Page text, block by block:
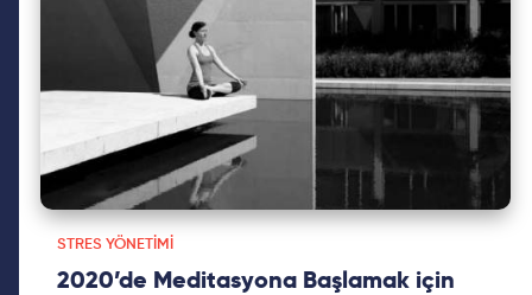
STRES YÖNETIMI
2020’de Meditasyona Başlamak için